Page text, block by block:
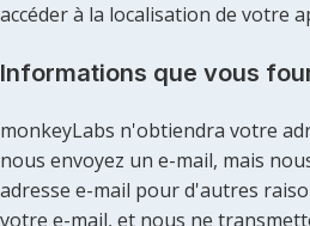
accéder à la localisation de votre
Informations que vous
monkeyLabs n'obtiendra votre
nous envoyez un e-mail, mais
adresse e-mail pour d'autres
votre e-mail, et nous ne